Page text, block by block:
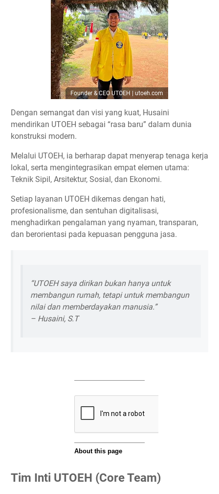
Founder & CEO UTOEH | utoeh.com
Dengan semangat dan visi yang kuat, Husaini
mendirikan UTOEH sebagai “rasa baru” dalam dunia
konstruksi modern.
Melalui UTOEH, ia berharap dapat menyerap tenaga kerja
lokal, serta mengintegrasikan empat elemen utama:
Teknik Sipil, Arsitektur, Sosial, dan Ekonomi.
Setiap layanan UTOEH dikemas dengan hati,
profesionalisme, dan sentuhan digitalisasi,
menghadirkan pengalaman yang nyaman, transparan,
dan berorientasi pada kepuasan pengguna jasa.
“UTOEH saya dirikan bukan hanya untuk
membangun rumah, tetapi untuk membangun
nilai dan memberdayakan manusia.”
– Husaini, S.T
Tim Inti UTOEH (Core Team)